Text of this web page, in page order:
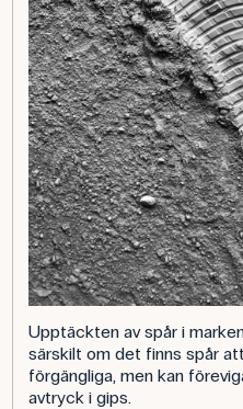
Upptäckten av spår i
särskilt om det finns spår
förgängliga, men kan
avtryck i gips.